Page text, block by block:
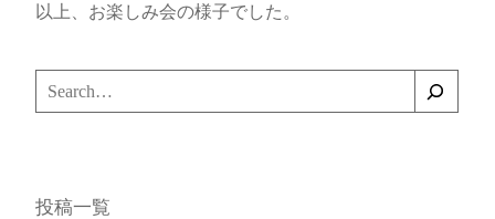
以上、お楽しみ会の様子でした。
検
索
投稿一覧